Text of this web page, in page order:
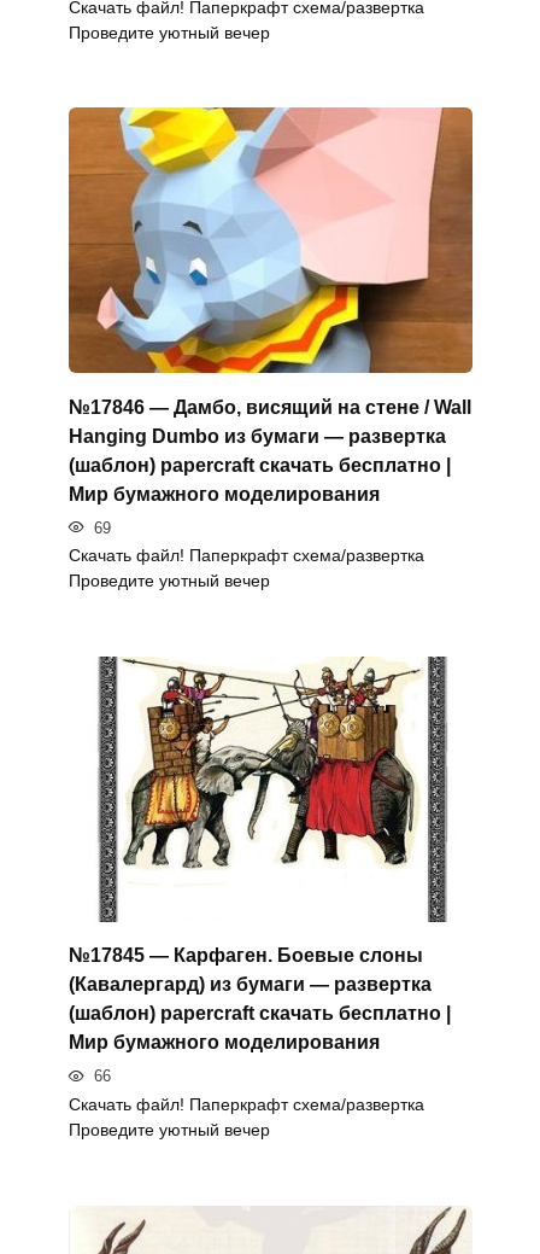
Скачать файл! Паперкрафт схема/развертка
Проведите уютный вечер
№17846 — Дамбо, висящий на стене / Wall
Hanging Dumbo из бумаги — развертка
(шаблон) papercraft скачать бесплатно |
Мир бумажного моделирования
69
Скачать файл! Паперкрафт схема/развертка
Проведите уютный вечер
№17845 — Карфаген. Боевые слоны
(Кавалергард) из бумаги — развертка
(шаблон) papercraft скачать бесплатно |
Мир бумажного моделирования
66
Скачать файл! Паперкрафт схема/развертка
Проведите уютный вечер